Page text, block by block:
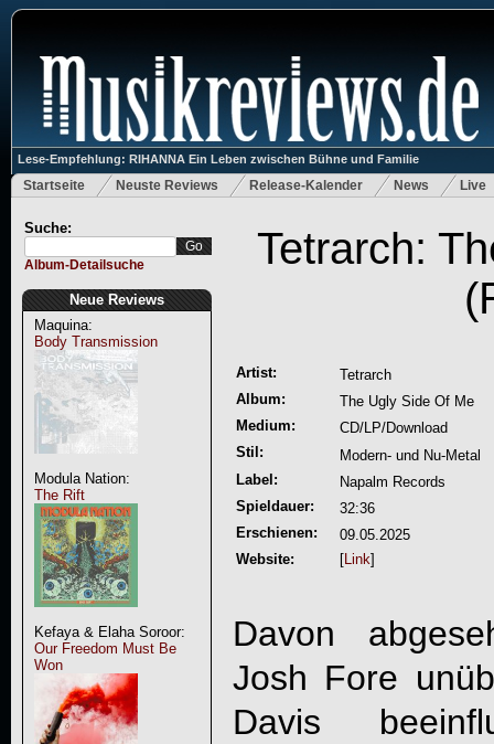
Lese-Empfehlung: RIHANNA Ein Leben zwischen Bühne und Familie
Startseite Neuste Reviews Release-Kalender News Live
Suche:
Album-Detailsuche
Neue Reviews
Maquina:
Body Transmission
Modula Nation:
The Rift
Kefaya & Elaha Soroor:
Our Freedom Must Be
Won
Tetrarch:
Artist:
Tetrarch
Album:
The Ugly Side Of Me
Medium:
CD/LP/Download
Stil:
Modern- und Nu-Metal
Label:
Napalm Records
Spieldauer:
32:36
Erschienen:
09.05.2025
Website:
[Link]
Davon
Josh Fore
Davis